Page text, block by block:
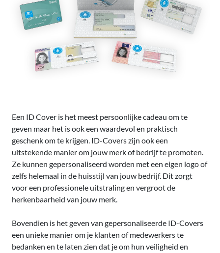
Een ID Cover is het meest persoonlijke cadeau om te
geven maar het is ook een waardevol en praktisch
geschenk om te krijgen. ID-Covers zijn ook een
uitstekende manier om jouw merk of bedrijf te promoten.
Ze kunnen gepersonaliseerd worden met een eigen logo of
zelfs helemaal in de huisstijl van jouw bedrijf. Dit zorgt
voor een professionele uitstraling en vergroot de
herkenbaarheid van jouw merk.
Bovendien is het geven van gepersonaliseerde ID-Covers
een unieke manier om je klanten of medewerkers te
bedanken en te laten zien dat je om hun veiligheid en